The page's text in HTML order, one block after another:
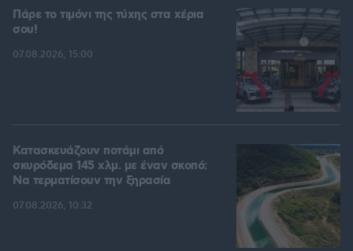
Πάρε το τιμόνι της τύχης στα χέρια
σου!
07.08.2026, 15:00
Κατασκευάζουν ποτάμι από
σκυρόδεμα 145 χλμ. με έναν σκοπό:
Να τερματίσουν την ξηρασία
07.08.2026, 10:32